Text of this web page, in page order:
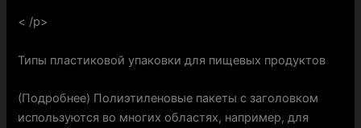
< /p>
Типы пластиковой упаковки для пищевых продуктов
(Подробнее) Полиэтиленовые пакеты с заголовком
используются во многих областях, например, для